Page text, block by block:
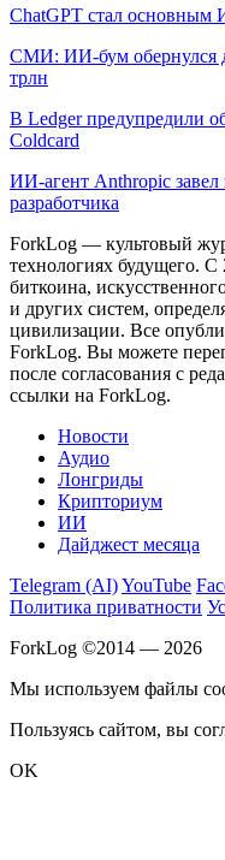
ChatGPT стал
СМИ: ИИ-бум обернулся
трлн
В Ledger предупредили
Coldcard
ИИ-агент Anthropic завел
разработчика
ForkLog — культовый
технологиях будущего. С
биткоина,
и других систем,
цивилизации. Все
ForkLog. Вы можете
после согласования с
ссылки на ForkLog.
Новости
Аудио
Лонгриды
Крипториум
ИИ
Дайджест месяца
Telegram (AI)YouTube
Политика приватности
ForkLog ©2014 — 2026
Мы используем файлы
Пользуясь сайтом, вы
OK